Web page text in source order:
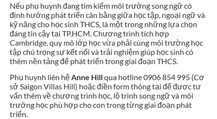
Nếu phụ huynh đang tìm kiếm môi trường song ngữ có
định hướng phát triển cân bằng giữa học tập, ngoại ngữ và
kỹ năng cho học sinh THCS, là một trong những lựa chọn
đáng tin cậy tại TP.HCM. Chương trình tích hợp
Cambridge, quy mô lớp học vừa phải cùng môi trường học
tập chú trọng sự kết nối và trải nghiệm giúp học sinh có
thêm nền tảng để phát triển trong giai đoạn THCS.
Phụ huynh liên hệAnne Hillqua hotline 0906 854 995 (Cơ
sở Saigon Villas Hill) hoặc điền form thông tại để được tư
vấn thêm về chương trình học, lộ trình song ngữ và môi
trường học phù hợp cho con trong từng giai đoạn phát
triển.